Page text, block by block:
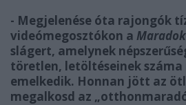
- Megjelenése óta rajongók
videómegosztókon a
slágert, amelynek
töretlen, letöltéseinek száma
emelkedik. Honnan jött az
megalkosd az